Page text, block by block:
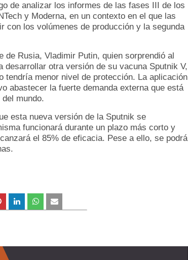
de analizar los informes de las fases III de los
y Moderna, en un contexto en el que las
con los volúmenes de producción y la segunda
de Rusia, Vladimir Putin, quien sorprendió al
desarrollar otra versión de su vacuna Sputnik V,
tendría menor nivel de protección. La aplicación
abastecer la fuerte demanda externa que está
mundo.
esta nueva versión de la Sputnik se
funcionará durante un plazo más corto y
el 85% de eficacia. Pese a ello, se podrá